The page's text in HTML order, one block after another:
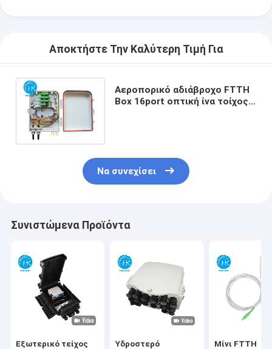
Αποκτήστε Την Καλύτερη Τιμή Για
Αεροπορικό αδιάβροχο FTTH
Box 16port οπτική ίνα τοίχος
Να συνεχίσει
Συνιστώμενα Προϊόντα
Εξωτερικό τείχος
Υδροστερό
Μίνι FTTH